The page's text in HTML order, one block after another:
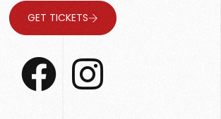
GET TICKETS